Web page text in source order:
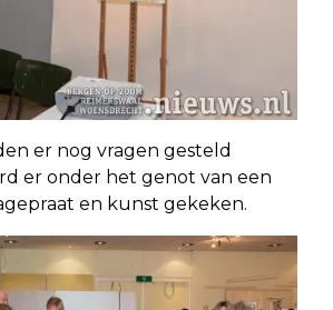
er nog vragen gesteld
er onder het genot van een
en kunst gekeken.